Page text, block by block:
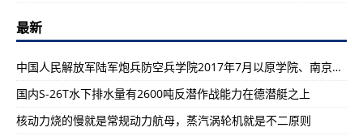
最新
中国人民解放军陆军炮兵防空兵学院2017年7月以原学院、南京炮兵学院等4所院校为基础组建
国内S-26T水下排水量有2600吨反潜作战能力在德潜艇之上
核动力烧的慢就是常规动力航母，蒸汽涡轮机就是不二原则